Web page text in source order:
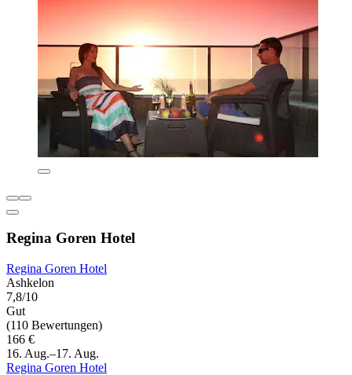
Regina Goren Hotel
Regina Goren Hotel
Ashkelon
7,8/10
Gut
(110 Bewertungen)
166 €
16. Aug.–17. Aug.
Regina Goren Hotel